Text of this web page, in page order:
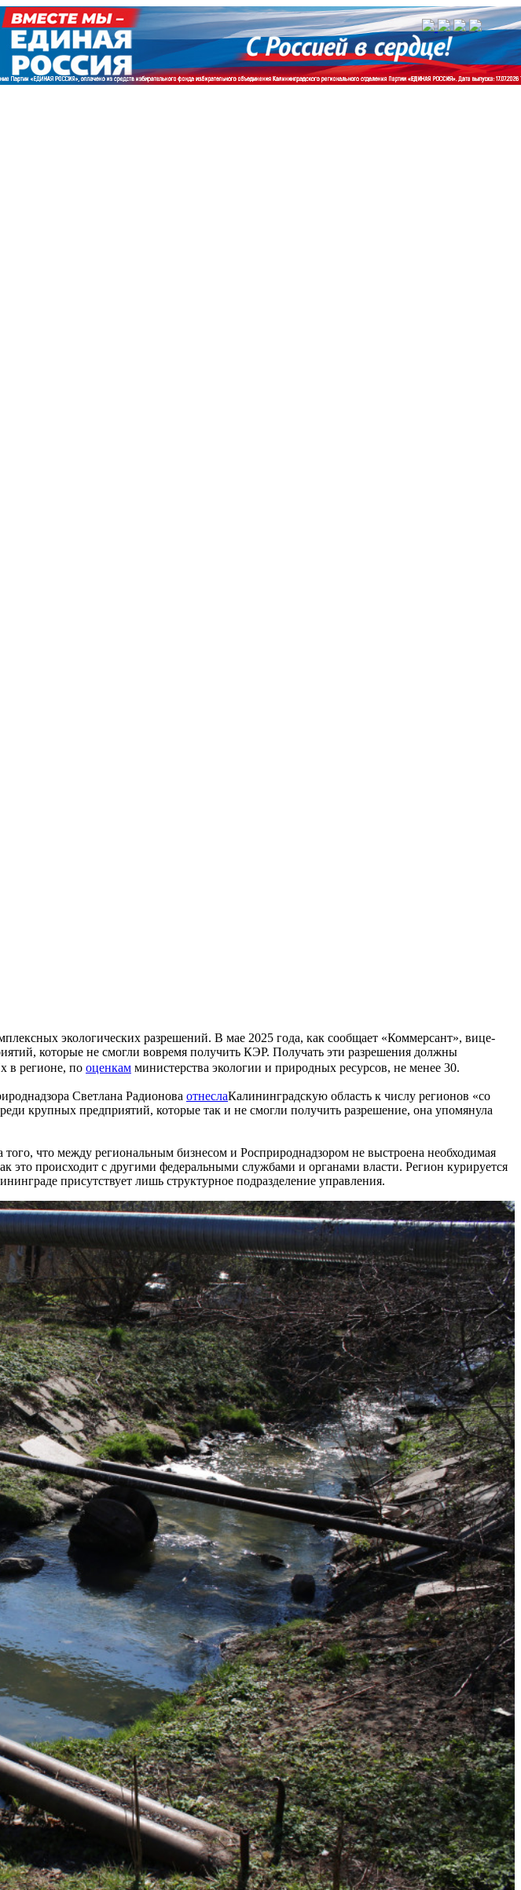
экологических разрешений. В мае 2025 года, как сообщает «Коммерсант», вице-
которые не смогли вовремя получить КЭР. Получать эти разрешения должны
в регионе, по оценкам министерства экологии и природных ресурсов, не менее 30.
Светлана Радионова отнеслаКалининградскую область к числу регионов «со
крупных предприятий, которые так и не смогли получить разрешение, она упомянула
что между региональным бизнесом и Росприроднадзором не выстроена необходимая
это происходит с другими федеральными службами и органами власти. Регион курируется
присутствует лишь структурное подразделение управления.